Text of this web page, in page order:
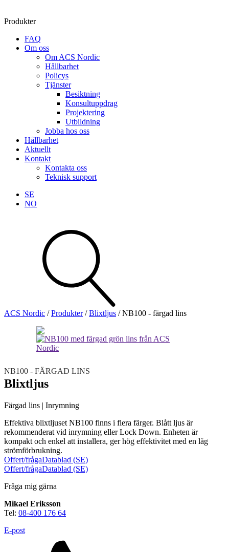
Produkter
FAQ
Om oss
Om ACS Nordic
Hållbarhet
Policys
Tjänster
Besiktning
Konsultuppdrag
Projektering
Utbildning
Jobba hos oss
Hållbarhet
Aktuellt
Kontakt
Kontakta oss
Teknisk support
SE
NO
Se alla kategorier
Se alla produkter
Teknisk support
Offertförfrågan
Brand
BlixtljusSirenerKombinerade enheter
LarmsystemLarmklockor
ACS Nordic /Produkter/Blixtljus /NB100 - färgad lins
NB100 - FÄRGAD LINS
Blixtljus
Färgad lins | Inrymning
Effektiva blixtljuset NB100 finns i flera färger. Blått ljus är
rekommenderat vid inrymning eller Lock Down. Enheten är
kompakt och enkel att installera, ger hög effektivitet med en låg
strömförbrukning.
Offert/frågaDatablad (SE)
Offert/frågaDatablad (SE)
Fråga mig gärna
Mikael Eriksson
Tel: 08-400 176 64
E-post